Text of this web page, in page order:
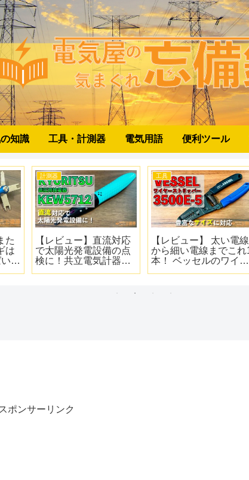
知識 工具・計測器 電気用語 便利ツール
工具
【レビュー】電気屋さ
んにおススメ！パナソ
ニックのペンドラ！ス
工具
これだけは持ってお
け！電気設備のカギの
まとめ
スポンサーリンク